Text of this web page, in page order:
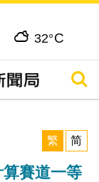
32°C
搜尋
繁
简
賽道一等